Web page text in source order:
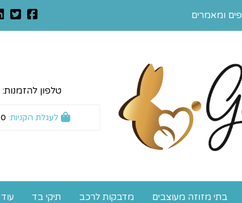
טלפון להזמנות:
0
בתי מזוזה מעוצבים מדבקות לרכב תיקי בד עוד
ומאמרים